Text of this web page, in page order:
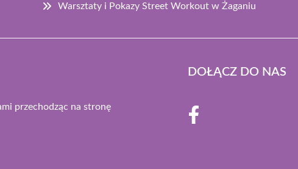
Warsztaty i Pokazy Street Workout w Żaganiu
przechodząc na stronę
DOŁĄCZ DO NAS